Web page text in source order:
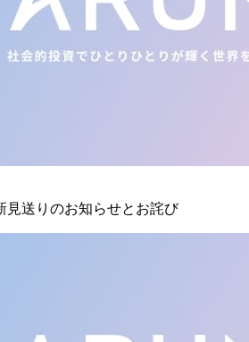
見送りのお知らせとお詫び